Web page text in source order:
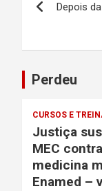
de
Post
Depois
Perdeu
CURSOS E
Justiça
MEC
medicina
Enamed –